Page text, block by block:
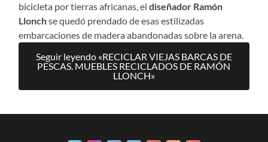
bicicleta por tierras africanas, eldiseñador Ramón
Llonchse quedó prendado de esas estilizadas
embarcaciones de madera abandonadas sobre la arena.
Seguir leyendo «RECICLAR VIEJAS BARCAS DE
PESCAS. MUEBLES RECICLADOS DE RAMÓN
LLONCH»